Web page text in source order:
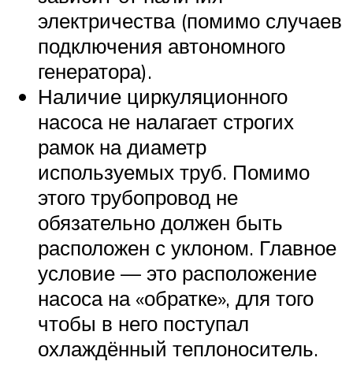
электричества (помимо случаев
подключения автономного
генератора).
Наличие циркуляционного
насоса не налагает строгих
рамок на диаметр
используемых труб. Помимо
этого трубопровод не
обязательно должен быть
расположен с уклоном. Главное
условие — это расположение
насоса на «обратке», для того
чтобы в него поступал
охлаждённый теплоноситель.